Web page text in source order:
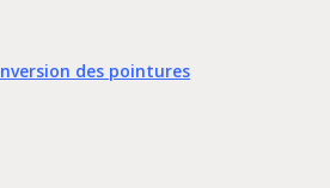
des pointures